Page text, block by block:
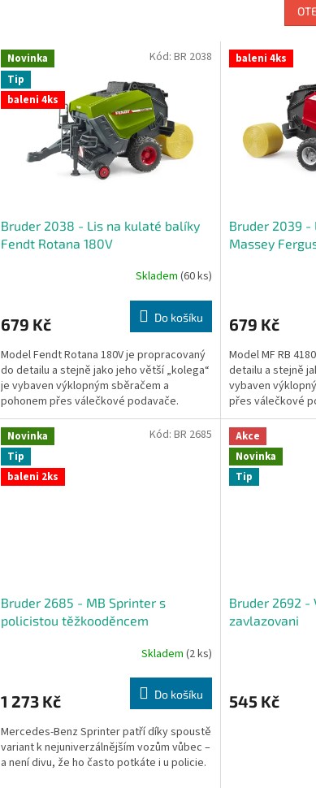
V
p
Novinka
Tip
baleni 4ks
Bruder 2038 - Lis na kulaté balíky
Fendt Rotana 180V
Skladem (60 ks)
679 Kč Do košíku
Model Fendt Rotana 180V je propracovaný
do detailu a stejně jako jeho větší „kolega“
je vybaven výklopným sběračem a
pohonem přes válečkové podavače.
Kód: BR 2038 baleni 4ks
Bruder 2039 -
Massey
679 Kč
Model MF RB
detailu a stejně
vybaven
přes válečkové
Novinka
Tip
baleni 2ks
Bruder 2685 - MB Sprinter s
policistou těžkooděncem
Skladem (2 ks)
1 273 Kč Do košíku
Mercedes-Benz Sprinter patří díky spoustě
variant k nejuniverzálnějším vozům vůbec –
a není divu, že ho často potkáte i u policie.
Kód: BR 2685
Akce
Novinka
Tip
Bruder 2692 -
zavlazovani
545 Kč